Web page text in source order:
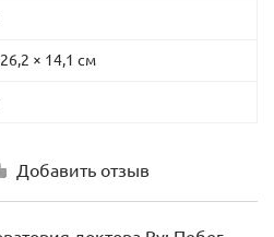
× 14,1 см
Добавить отзыв